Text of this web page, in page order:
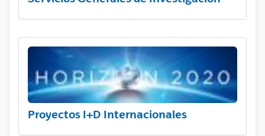
Proyectos I+D Internacionales